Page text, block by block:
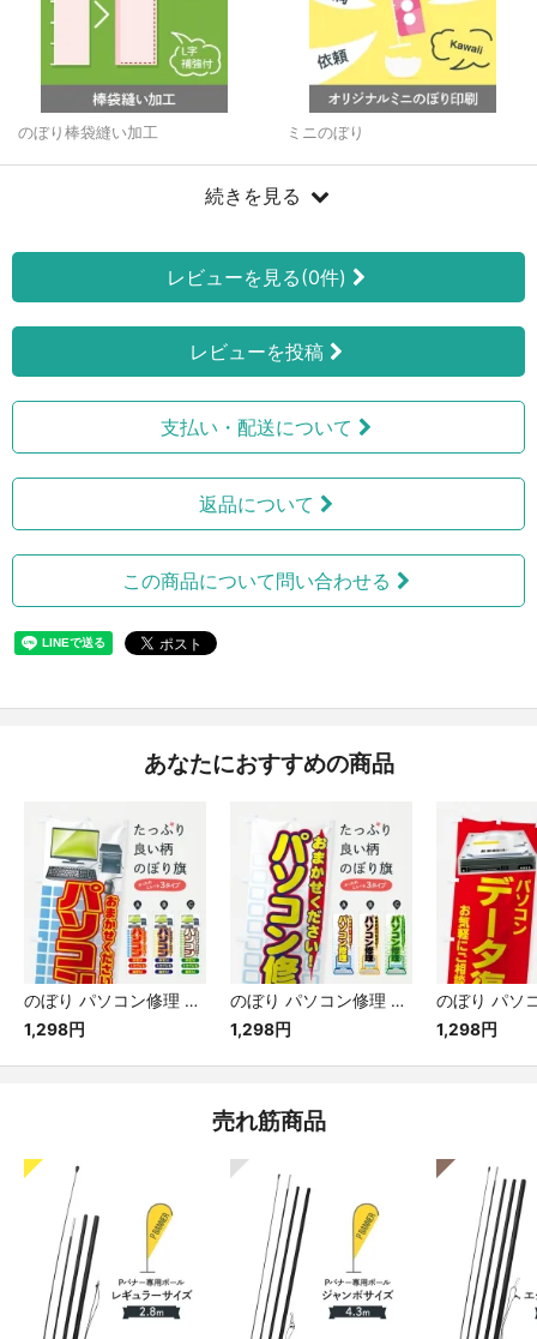
のぼり棒袋縫い加工 ミニのぼり
続きを見る
レビューを見る(0件)
レビューを投稿
支払い・配送について
返品について
この商品について問い合わせる
あなたにおすすめの商品
のぼり パソコン修理 のぼり旗
1,298円
のぼり パソコン修理 のぼり旗
1,298円
1,298円
売れ筋商品